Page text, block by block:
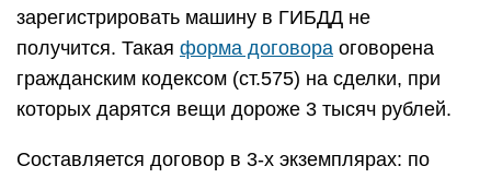
зарегистрировать машину в ГИБДД не
получится. Такая форма договора оговорена
гражданским кодексом (ст.575) на сделки, при
которых дарятся вещи дороже 3 тысяч рублей.
Составляется договор в 3-х экземплярах: по